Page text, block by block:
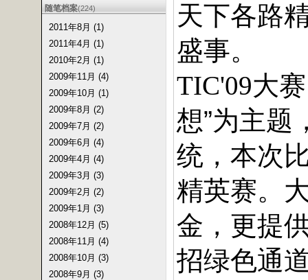
随笔档案(224)
2011年8月 (1)
2011年4月 (1)
2010年2月 (1)
2009年11月 (4)
2009年10月 (1)
2009年8月 (2)
2009年7月 (2)
2009年6月 (4)
2009年4月 (4)
2009年3月 (3)
2009年2月 (2)
2009年1月 (3)
2008年12月 (5)
2008年11月 (4)
2008年10月 (3)
2008年9月 (3)
天下各路
盛事。
TIC'09大
想”为主题
统，本次
精英赛。
金，更提
招绿色通